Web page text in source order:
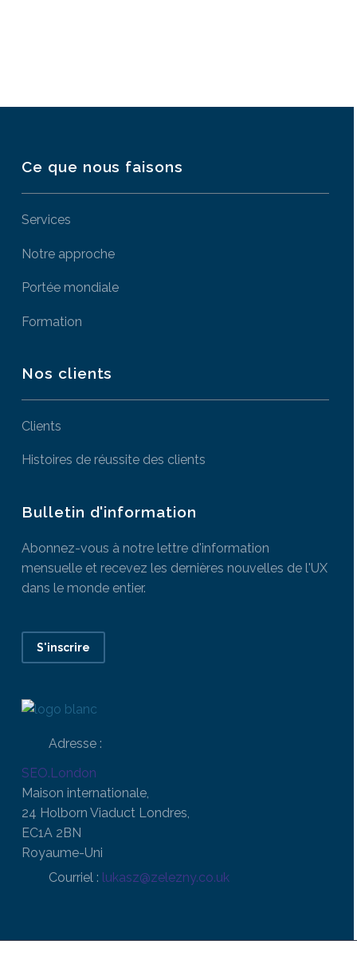
Ce que nous faisons
Services
Notre approche
Portée mondiale
Formation
Nos clients
Clients
Histoires de réussite des clients
Bulletin d'information
Abonnez-vous à notre lettre d'information
mensuelle et recevez les dernières nouvelles de l'UX
dans le monde entier.
S'inscrire
Adresse :
SEO.London
Maison internationale,
24 Holborn Viaduct Londres,
EC1A 2BN
Royaume-Uni
Courriel : lukasz@zelezny.co.uk